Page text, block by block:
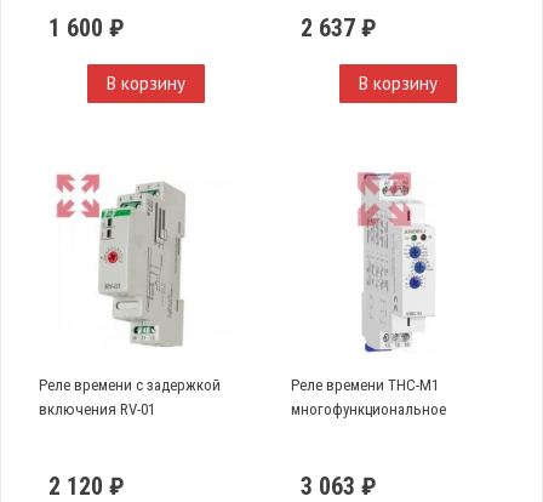
1 600 ₽
В корзину
2 637 ₽
В корзину
Реле времени с задержкой
включения RV-01
2 120 ₽
Реле времени THC-M1
многофункциональное
3 063 ₽